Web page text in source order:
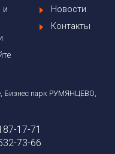
и
Новости
Контакты
Бизнес парк РУМЯНЦЕВО,
17-71
73-66